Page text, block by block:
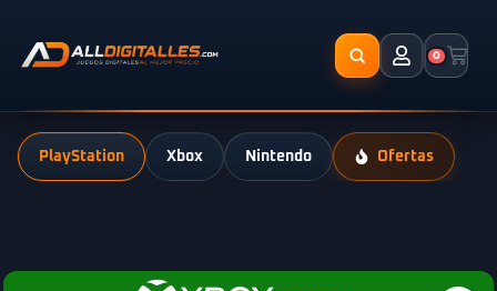
0
PlayStation Xbox Nintendo Ofertas